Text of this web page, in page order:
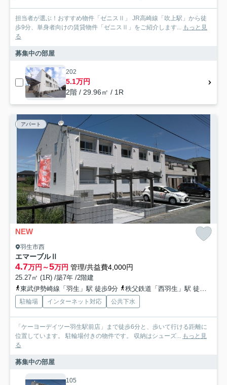
担当者が選ぶ！おすすめ物件「ゼニスⅡ」 JR高崎線「吹上駅」から徒
歩9分、単身者向けの賃貸物件「ゼニスⅡ」をご紹介します... もっと見
る
募集中の部屋
202
5.1万円
2階 / 29.96㎡ / 1R
アパート
NEW
羽生市西
エマーブルⅡ
4.7万円～5万円 管理/共益費4,000円
25.27㎡ (1R) /築7年 /2階建
東武伊勢崎線「羽生」駅 徒歩9分
秩父鉄道「西羽生」駅 徒歩10分
駐輪場 インターネット対応 公共下水
「ケーヨーデイツー羽生駅前店」まで徒歩6分と、歩いて行ける距離に
位置しています。 駐輪場付きの物件です。 収納はシューズ...
もっと見
る
募集中の部屋
105